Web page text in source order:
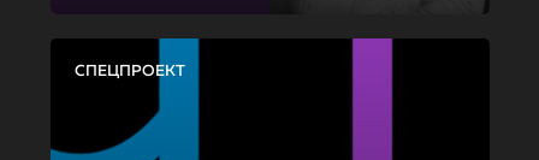
СПЕЦПРОЕКТ